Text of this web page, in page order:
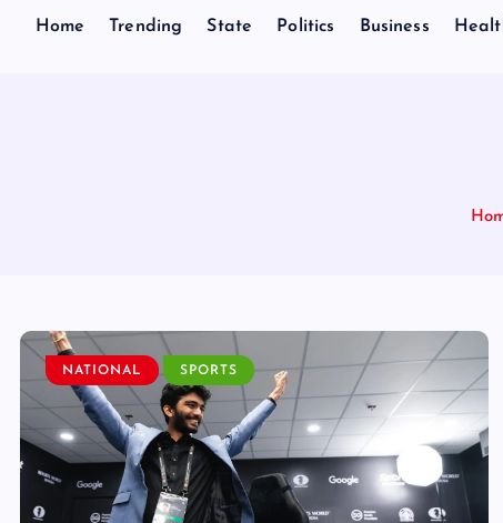
Home Trending State Politics Business
NATIONAL SPORTS